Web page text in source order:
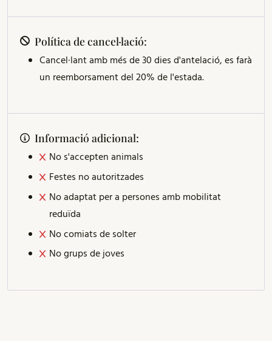
Política de cancel·lació:
Cancel·lant amb més de 30 dies d'antelació, es farà
un reemborsament del 20% de l'estada.
Informació adicional:
No s'accepten animals
Festes no autoritzades
No adaptat per a persones amb mobilitat
reduïda
No comiats de solter
No grups de joves